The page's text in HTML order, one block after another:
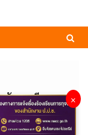
วัดลพบุรี
ยวกับพนักงาน
×